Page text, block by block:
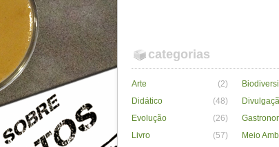
categorias
Arte (2)
Didático
(48)
Evolução
(26)
Livro
(57) Meio